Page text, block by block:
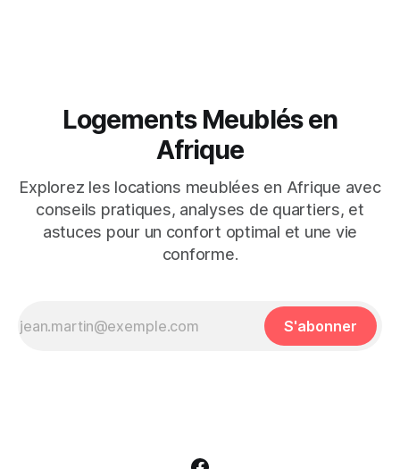
Logements Meublés en
Afrique
Explorez les locations meublées en Afrique avec
conseils pratiques, analyses de quartiers, et
astuces pour un confort optimal et une vie
conforme.
S'abonner